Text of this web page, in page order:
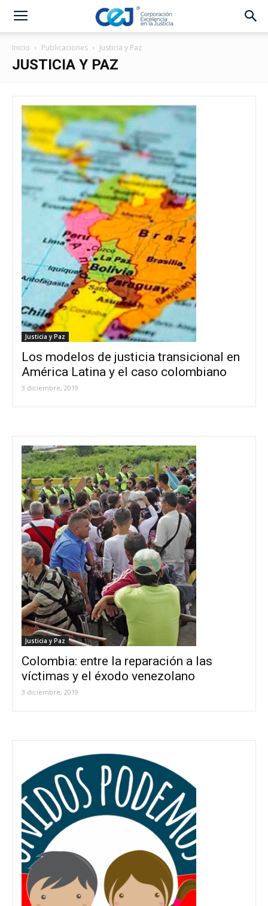
Inicio Publicaciones Justicia y Paz
JUSTICIA Y PAZ
Justicia y Paz
Los modelos de justicia transicional en
América Latina y el caso colombiano
3 diciembre, 2019
Justicia y Paz
Colombia: entre la reparación a las
víctimas y el éxodo venezolano
3 diciembre, 2019